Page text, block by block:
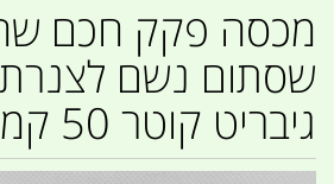
מכסה פקק חכם
שסתום נשם
גיבריט קוטר 50 קמפינג לייף